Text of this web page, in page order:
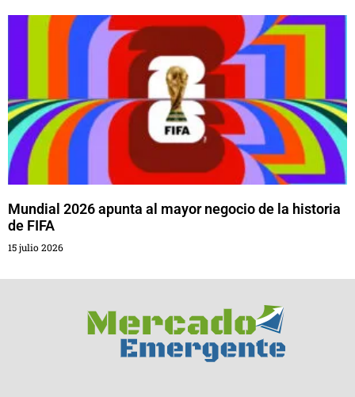
Mundial 2026 apunta al mayor negocio de la historia
de FIFA
15 julio 2026